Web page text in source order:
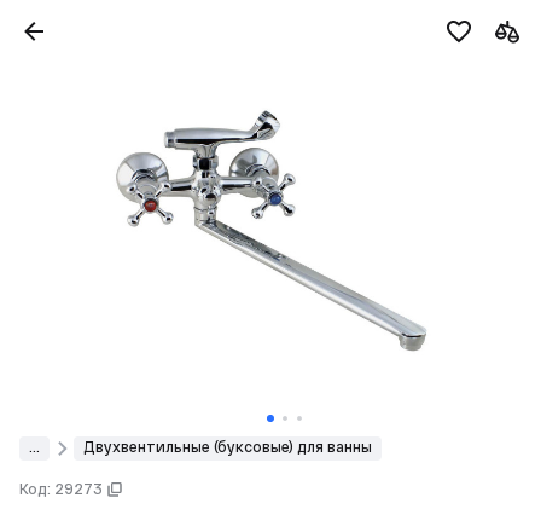
Двухвентильные (буксовые) для ванны
Код: 29273